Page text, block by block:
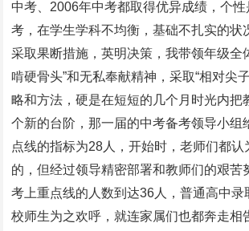
中考、2006年中考都取得优异成绩，个
考，在学生学科不均衡，基础不扎实的状
采取果断措施，英明决策，我带领年级全
啃硬骨头”和无私奉献精神，采取“相对尖
略和方法，硬是在短短的几个月时光内把
个新的台阶，那一届的中考备考领导小组
点线的指标为28人，开始时，老师们都认
的，但经过领导精密部署和教师们的艰苦
考上重点线的人数到达36人，普通高中录
校师生为之欢呼，就连家属们也都奔走相